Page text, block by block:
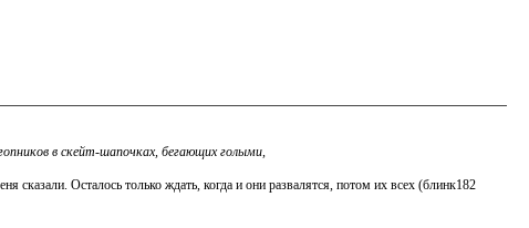
в скейт-шапочках, бегающих голыми,
Осталось только ждать, когда и они развалятся, потом их всех (блинк182